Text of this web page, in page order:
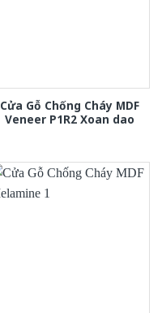
Cửa Gỗ Chống Cháy MDF
Veneer P1R2 Xoan dao